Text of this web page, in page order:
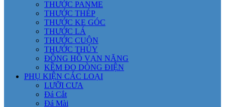
THƯỚC PANME
THƯỚC THÉP
THƯỚC KE GÓC
THƯỚC LÁ
THƯỚC CUỘN
THƯỚC THỦY
ĐỒNG HỒ VẠN NĂNG
KỀM ĐO DÒNG ĐIỆN
PHỤ KIỆN CÁC LOẠI
LƯỠI CƯA
Đá Cắt
Đá Mài